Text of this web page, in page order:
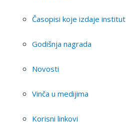
Časopisi koje izdaje institut
Godišnja nagrada
Novosti
Vinča u medijima
Korisni linkovi